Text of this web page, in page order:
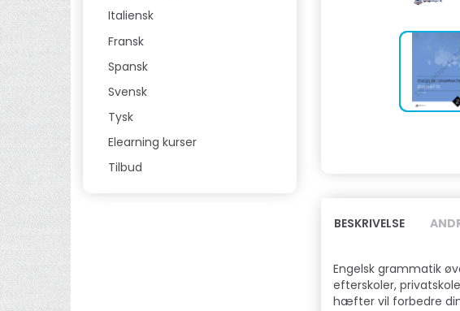
Italiensk
Fransk
Spansk
Svensk
Tysk
Elearning kurser
Tilbud
BESKRIVELSE
Engelsk grammatik
efterskoler,
hæfter vil forbedre